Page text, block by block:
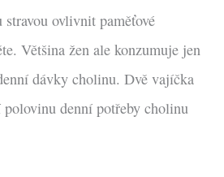
ovlivnit paměťové
Většina žen ale konzumuje jen
dávky cholinu. Dvě vajíčka
denní potřeby cholinu